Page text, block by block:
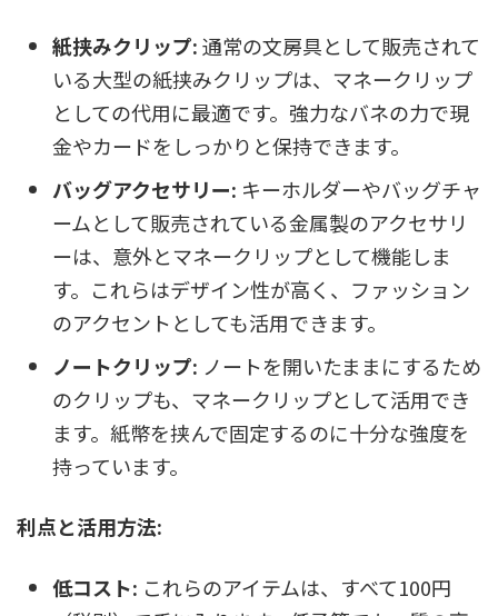
紙挟みクリップ:通常の文房具として販売されて
いる大型の紙挟みクリップは、マネークリップ
としての代用に最適です。強力なバネの力で現
金やカードをしっかりと保持できます。
バッグアクセサリー: キーホルダーやバッグチャ
ームとして販売されている金属製のアクセサリ
ーは、意外とマネークリップとして機能しま
す。これらはデザイン性が高く、ファッション
のアクセントとしても活用できます。
ノートクリップ: ノートを開いたままにするため
のクリップも、マネークリップとして活用でき
ます。紙幣を挟んで固定するのに十分な強度を
持っています。
利点と活用方法:
低コスト: これらのアイテムは、すべて100円